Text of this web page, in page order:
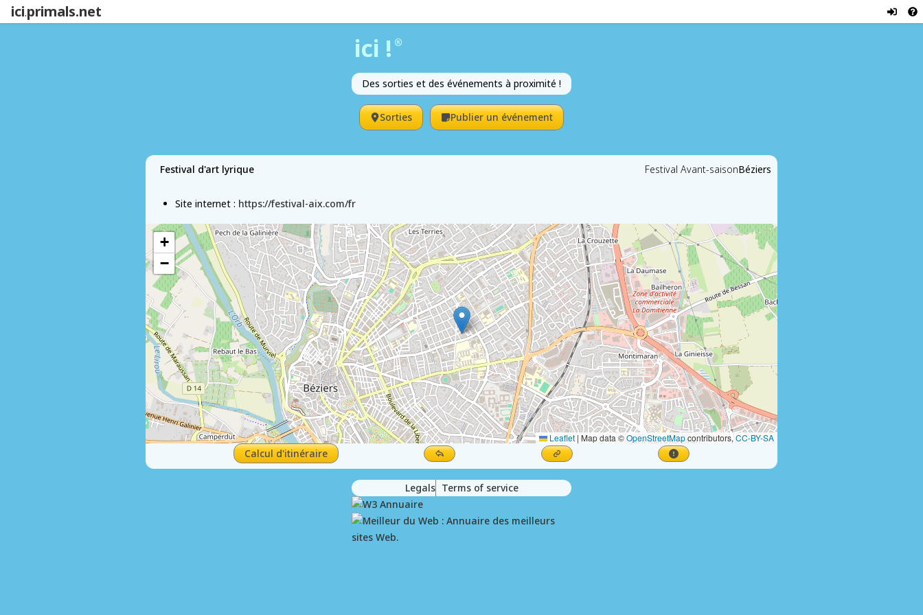
ici.primals.net
ici ! ®
Des sorties et des événements à proximité !
Sorties Publier un événement
Festival d'art lyrique Festival Avant-saisonBéziers
Site internet : https://festival-aix.com/fr
+
−
Leaflet | Map data ©OpenStreetMapcontributors, CC-BY-SA
Calcul d'itinéraire
Legals Terms of service